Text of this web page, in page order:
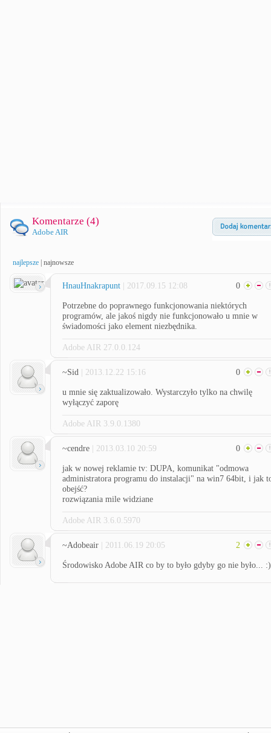
Komentarze (4)
Adobe AIR
najlepsze najnowsze
HnauHnakrapunt | 2017.09.15 12:08 0
Potrzebne do poprawnego funkcjonowania niektórych
programów, ale jakoś nigdy nie funkcjonowało u mnie w
świadomości jako element niezbędnika.
Adobe AIR 27.0.0.124
~Sid | 2013.12.22 15:16 0
u mnie się zaktualizowało. Wystarczyło tylko na chwilę
wyłączyć zaporę
Adobe AIR 3.9.0.1380
~cendre | 2013.03.10 20:59 0
jak w nowej reklamie tv: DUPA, komunikat "odmowa
administratora programu do instalacji" na win7 64bit, i jak
obejść?
rozwiązania mile widziane
Adobe AIR 3.6.0.5970
~Adobeair | 2011.06.19 20:05 2
Środowisko Adobe AIR co by to było gdyby go nie było... :)